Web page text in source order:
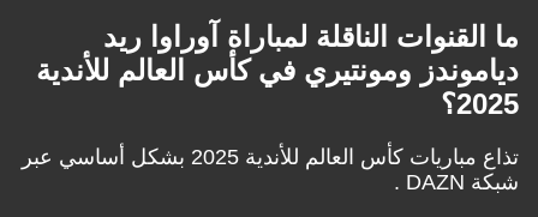
ما القنوات الناقلة لمباراة آوراوا ريد
دياموندز ومونتيري في كأس العالم للأندية
2025؟
تذاع مباريات كأس العالم للأندية 2025 بشكل أساسي عبر
شبكة DAZN .